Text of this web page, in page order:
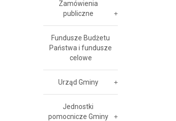
Zamówienia
publiczne
Fundusze Budżetu
Państwa i fundusze
celowe
Urząd Gminy
Jednostki
pomocnicze Gminy